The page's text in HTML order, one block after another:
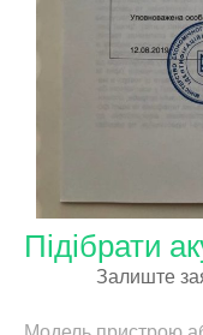
Підібрати
Залиште